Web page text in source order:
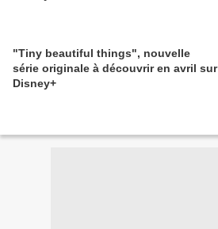
"Tiny beautiful things", nouvelle
série originale à découvrir en avril sur
Disney+